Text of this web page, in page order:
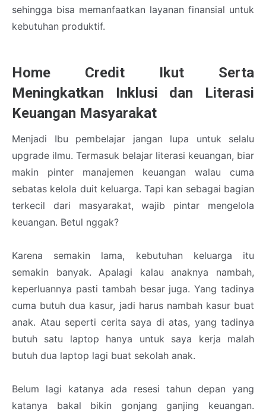
sehingga bisa memanfaatkan layanan finansial untuk
kebutuhan produktif.
Home Credit Ikut Serta
Meningkatkan Inklusi dan Literasi
Keuangan Masyarakat
Menjadi Ibu pembelajar jangan lupa untuk selalu
upgrade ilmu. Termasuk belajar literasi keuangan, biar
makin pinter manajemen keuangan walau cuma
sebatas kelola duit keluarga. Tapi kan sebagai bagian
terkecil dari masyarakat, wajib pintar mengelola
keuangan. Betul nggak?
Karena semakin lama, kebutuhan keluarga itu
semakin banyak. Apalagi kalau anaknya nambah,
keperluannya pasti tambah besar juga. Yang tadinya
cuma butuh dua kasur, jadi harus nambah kasur buat
anak. Atau seperti cerita saya di atas, yang tadinya
butuh satu laptop hanya untuk saya kerja malah
butuh dua laptop lagi buat sekolah anak.
Belum lagi katanya ada resesi tahun depan yang
katanya bakal bikin gonjang ganjing keuangan.